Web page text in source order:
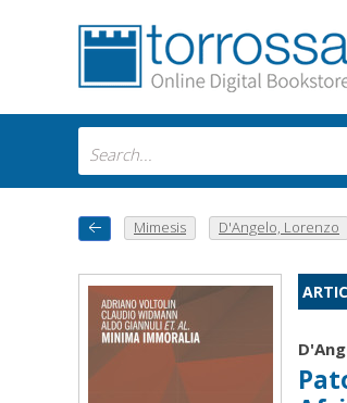
Mimesis D'Angelo, Lorenzo